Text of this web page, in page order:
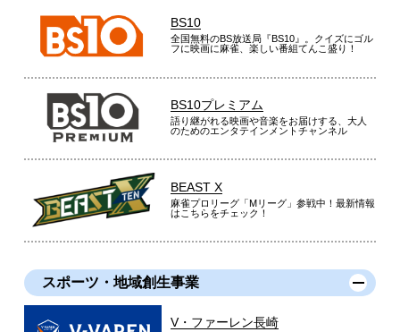
BS10
全国無料のBS放送局『BS10』。クイズにゴル
フに映画に麻雀、楽しい番組てんこ盛り！
BS10プレミアム
語り継がれる映画や音楽をお届けする、大人
のためのエンタテインメントチャンネル
BEAST X
麻雀プロリーグ「Mリーグ」参戦中！最新情報
はこちらをチェック！
スポーツ・地域創生事業
V・ファーレン長崎